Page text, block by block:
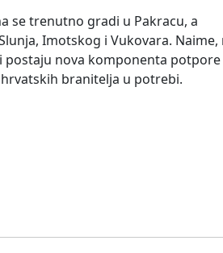
se trenutno gradi u Pakracu, a
Imotskog i Vukovara.
nova komponenta
branitelja u potrebi.